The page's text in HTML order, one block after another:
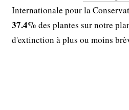
Internationale pour la
37.4% des plantes sur notre
d'extinction à plus ou moins